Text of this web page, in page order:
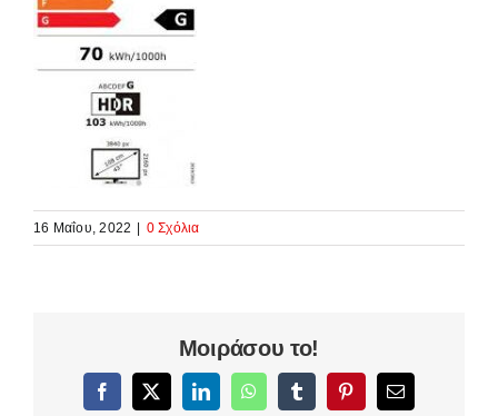
16 Μαΐου, 2022 | 0 Σχόλια
Μοιράσου το!
Facebook
X LinkedInWhatsAppTumblrPinterestEmail